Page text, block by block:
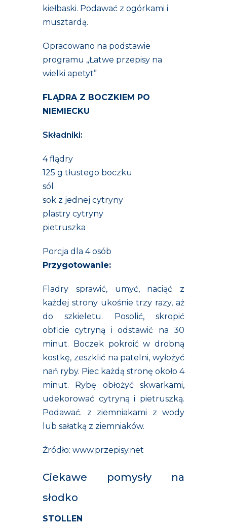
kiełbaski. Podawać z ogórkami i
musztardą.
Opracowano na podstawie
programu „Łatwe przepisy na
wielki apetyt”
FLĄDRA Z BOCZKIEM PO
NIEMIECKU
Składniki:
4 flądry
125 g tłustego boczku
sól
sok z jednej cytryny
plastry cytryny
pietruszka
Porcja dla 4 osób
Przygotowanie:
Fladry sprawić, umyć, naciąć z
każdej strony ukośnie trzy razy, aż
do szkieletu. Posolić, skropić
obficie cytryną i odstawić na 30
minut. Boczek pokroić w drobną
kostkę, zeszklić na patelni, wyłożyć
nań ryby. Piec każdą stronę około 4
minut. Rybę obłożyć skwarkami,
udekorować cytryną i pietruszką.
Podawać. z ziemniakami z wody
lub sałatką z ziemniaków.
Źródło: www.przepisy.net
Ciekawe pomysły na
słodko
STOLLEN